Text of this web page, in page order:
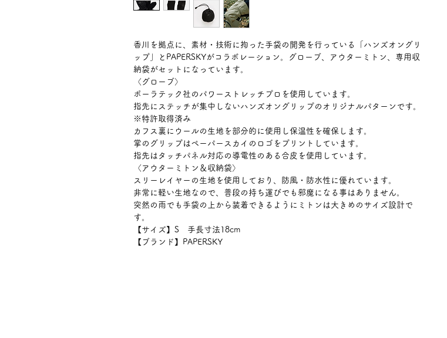
香川を拠点に、素材・技術に拘った手袋の開発を行っている「ハンズオングリ
ップ」とPAPERSKYがコラボレーション。グローブ、アウターミトン、専用収
納袋がセットになっています。
〈グローブ〉
ポーラテック社のパワーストレッチプロを使用しています。
指先にステッチが集中しないハンズオングリップのオリジナルパターンです。
※特許取得済み
カフス裏にウールの生地を部分的に使用し保温性を確保します。
掌のグリップはペーパースカイのロゴをプリントしています。
指先はタッチパネル対応の導電性のある合皮を使用しています。
〈アウターミトン＆収納袋〉
スリーレイヤーの生地を使用しており、防風・防水性に優れています。
非常に軽い生地なので、普段の持ち運びでも邪魔になる事はありません。
突然の雨でも手袋の上から装着できるようにミトンは大きめのサイズ設計で
す。
【サイズ】S 手長寸法18cm
【ブランド】PAPERSKY